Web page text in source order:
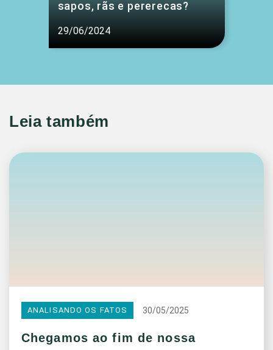
sapos, rãs e pererecas?
29/06/2024
Leia também
ANALISANDO OS FATOS 30/05/2025
Chegamos ao fim de nossa